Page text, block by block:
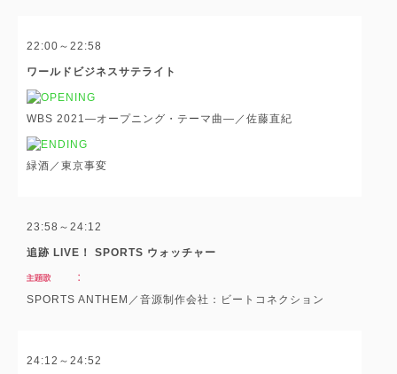
22:00～22:58
ワールドビジネスサテライト
WBS 2021―オープニング・テーマ曲―／佐藤直紀
緑酒／東京事変
23:58～24:12
追跡 LIVE！ SPORTS ウォッチャー
SPORTS ANTHEM／音源制作会社：ビートコネクション
24:12～24:52